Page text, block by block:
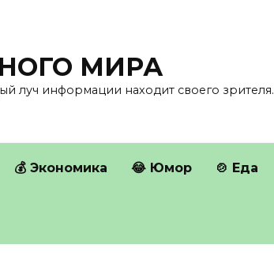
МИРА
луч информации находит своего зрителя.
💰 Экономика 😂 Юмор 🍲 Еда